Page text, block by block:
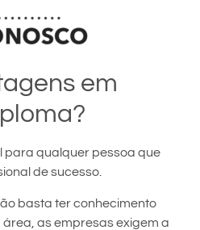
em
para qualquer pessoa que
de sucesso.
basta ter conhecimento
as empresas exigem a